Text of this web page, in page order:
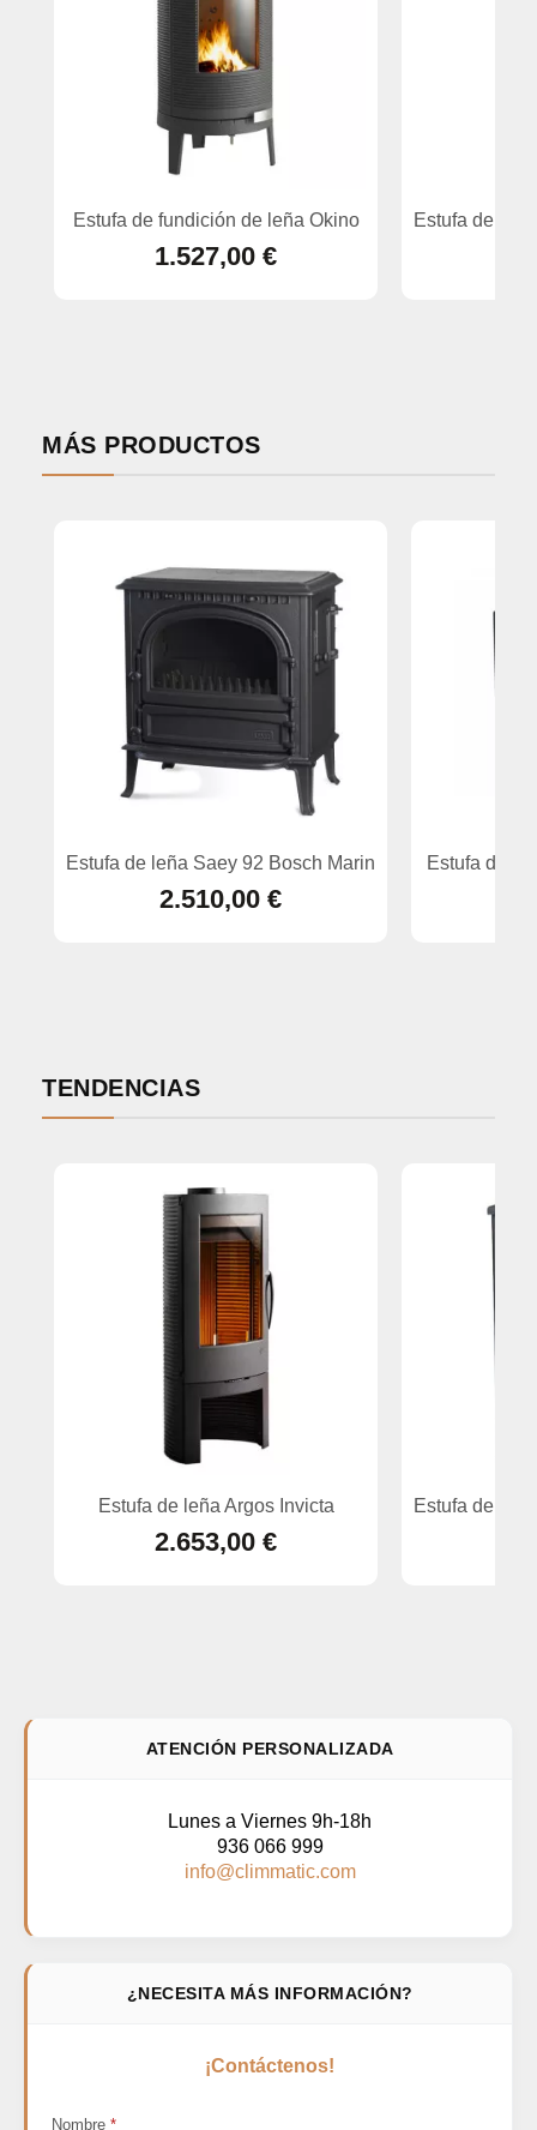
ATENCIÓN PERSONALIZADA
Lunes a Viernes 9h-18h
936 066 999
info@climmatic.com
¿NECESITA MÁS INFORMACIÓN?
¡Contáctenos!
Nombre *
Estufa de fundición de leña Okino
1.527,00 €
Estufa de
MÁS PRODUCTOS
Estufa de leña Saey 92 Bosch Marin
2.510,00 €
Estufa de
TENDENCIAS
Estufa de leña Argos Invicta
2.653,00 €
Estufa de